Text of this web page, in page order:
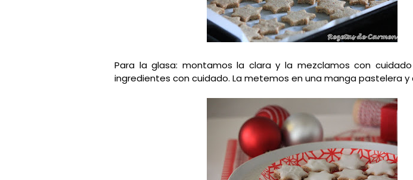
Para la glasa: montamos la clara y la mezclamos con
ingredientes con cuidado. La metemos en una manga pastelera y